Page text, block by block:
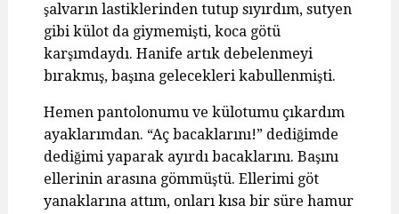
şalvarın lastiklerinden tutup sıyırdım, sutyen
gibi külot da giymemişti, koca götü
karşımdaydı. Hanife artık debelenmeyi
bırakmış, başına gelecekleri kabullenmişti.
Hemen pantolonumu ve külotumu çıkardım
ayaklarımdan. “Aç bacaklarını!” dediğimde
dediğimi yaparak ayırdı bacaklarını. Başını
ellerinin arasına gömmüştü. Ellerimi göt
yanaklarına attım, onları kısa bir süre hamur